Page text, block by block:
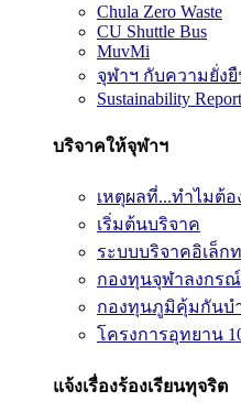
Chula Zero Waste
CU Shuttle Bus
MuvMi
จุฬาฯ กับความยั่ง
Sustainability Report
บริจาคให้จุฬาฯ
เหตุผลที่...ทำไมต้
เริ่มต้นบริจาค
ระบบบริจาคอิเล็ก
กองทุนจุฬาลงกร
กองทุนภูมิคุ้มกันบ
โครงการอุทยาน
แจ้งเรื่องร้องเรียนทุจริต